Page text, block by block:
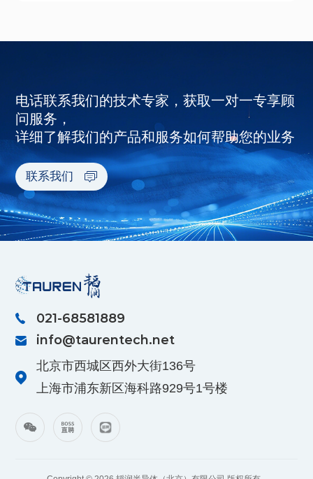
电话联系我们的技术专家，获取一对一专享顾
问服务，
详细了解我们的产品和服务如何帮助您的业务
联系我们
021-68581889
info@taurentech.net
北京市西城区西外大街136号
上海市浦东新区海科路929号1号楼